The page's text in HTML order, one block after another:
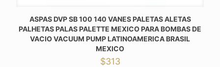
ASPAS DVP SB 100 140 VANES PALETAS ALETAS
PALHETAS PALAS PALETTE MEXICO PARA BOMBAS DE
VACIO VACUUM PUMP LATINOAMERICA BRASIL
MEXICO
$313